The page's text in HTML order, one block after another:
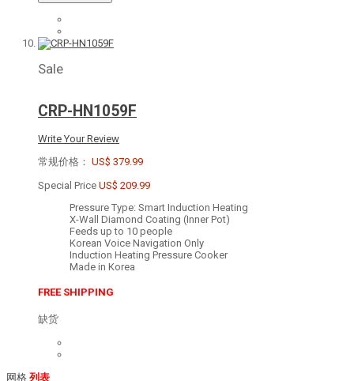
Sale
CRP-HN1059F
Write Your Review
常规价格： US$ 379.99
Special Price US$ 209.99
Pressure Type: Smart Induction Heating
X-Wall Diamond Coating (Inner Pot)
Feeds up to 10 people
Korean Voice Navigation Only
Induction Heating Pressure Cooker
Made in Korea
FREE SHIPPING
缺货
网格 列表